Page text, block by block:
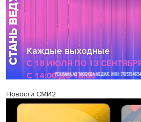
Новости СМИ2